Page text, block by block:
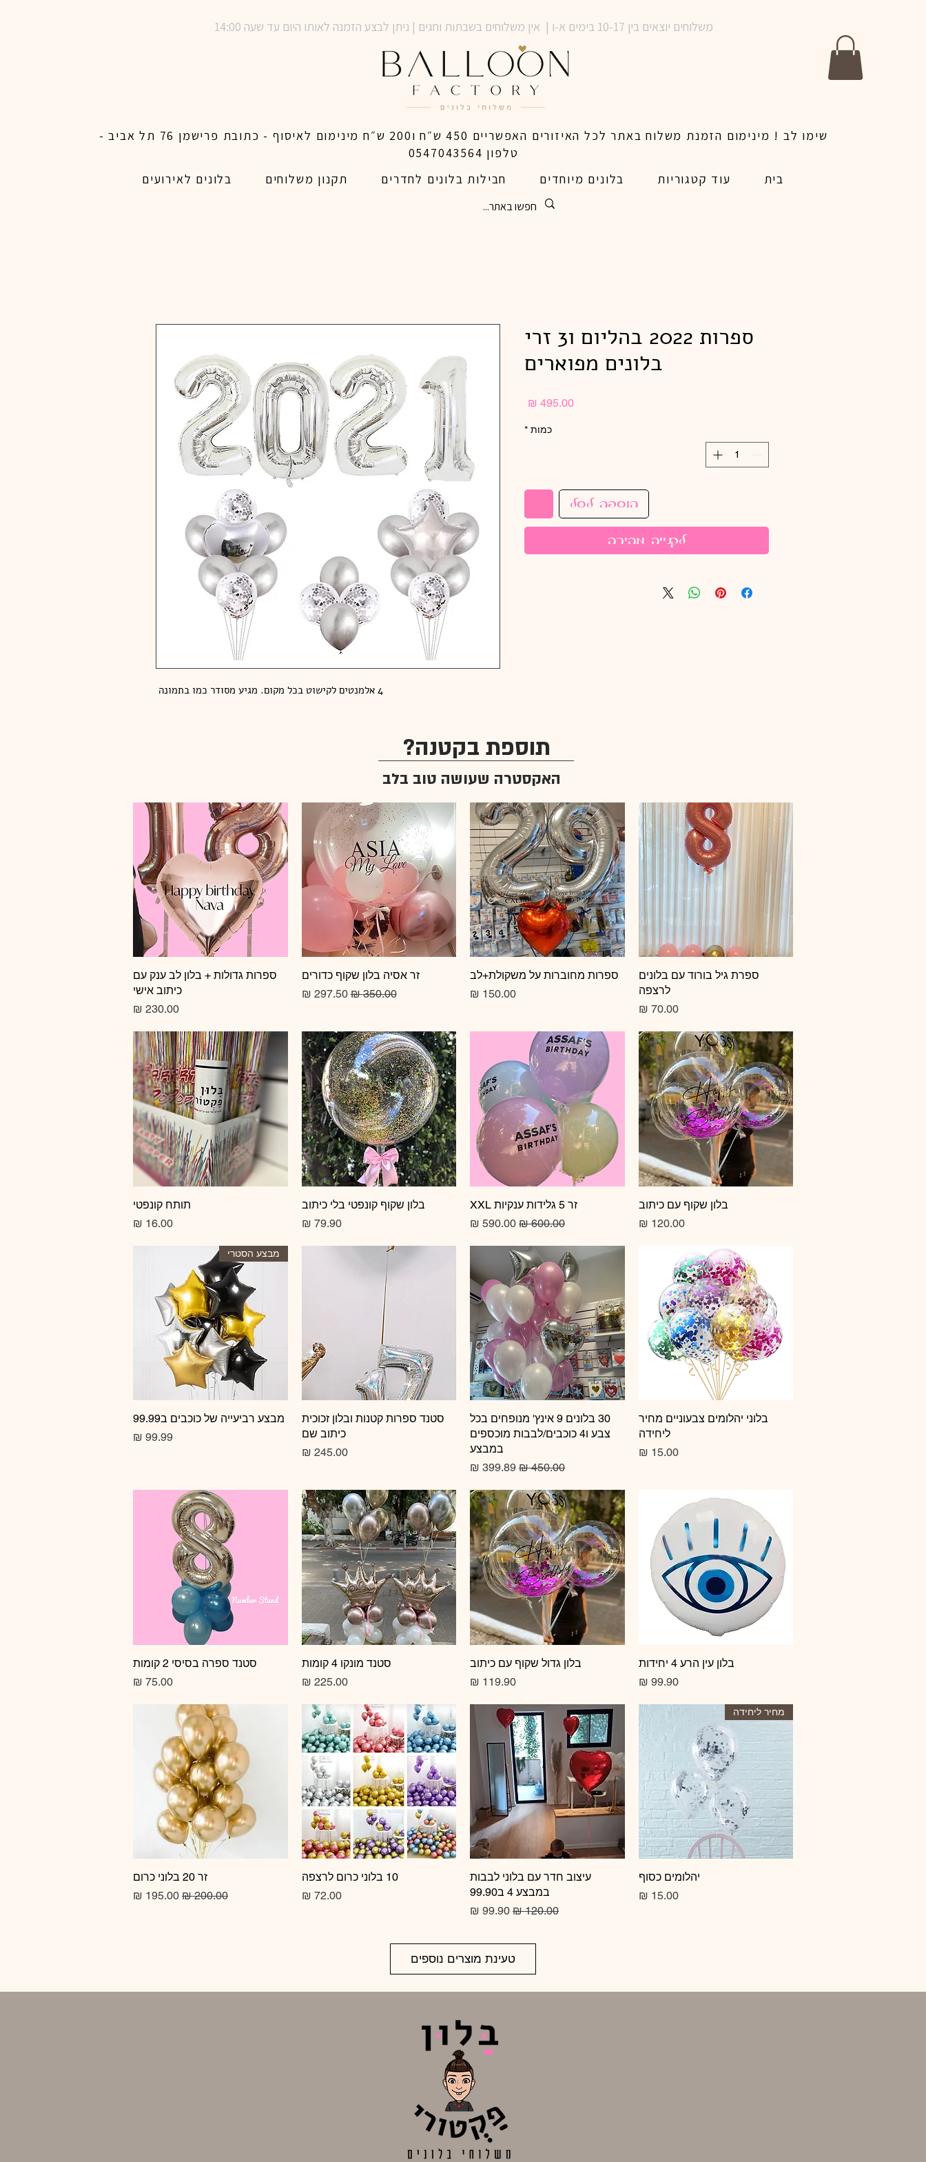
משלוחים יוצאים בין 10-17 בימים א-ו | אין משלוחים בשבתות וחגים | ניתן לבצע הזמנה לאותו היום עד שעה 14:00
שימו לב ! מינימום הזמנת משלוח באתר לכל האיזורים האפשריים 450 ש״ח ו200 ש״ח מינימום לאיסוף - כתובת פרישמן 76 תל אביב -
טלפון 0547043564
בית
עוד קטגוריות בלונים מיוחדים חבילות בלונים לחדרים תקנון משלוחים בלונים לאירועים
4 אלמנטים לקישוט בכל מקום. מגיע מסודר כמו בתמונה
ספרות 2022 בהליום ו3 זרי
בלונים מפוארים
כמות *
הוספה לסל
לקנייה מהירה
תוספת בקטנה?
האקסטרה שעושה טוב בלב
תצוגה מהירה
ספרת גיל בורוד עם בלונים
לרצפה
מחיר‏70.00 ‏₪
תצוגה מהירה
ספרות מחוברות על משקולת+לב
מחיר
תצוגה מהירה
זר אסיה בלון שקוף כדורים
מחיר רגיל‏350.00 ‏₪ מחיר מבצע‏297.50 ‏₪
תצוגה מהירה
ספרות גדולות + בלון לב ענק עם
כיתוב אישי
מחיר
תצוגה מהירה
בלון שקוף עם כיתוב
מחיר‏120.00 ‏₪
תצוגה מהירה
זר 5 גלידות ענקיות XXL
מחיר רגיל מחיר מבצע
תצוגה מהירה
בלון שקוף קונפטי בלי כיתוב
מחיר‏79.90 ‏₪
תצוגה מהירהתותח קונפטי
מחיר
תצוגה מהירה
בלוני יהלומים צבעוניים מחיר
ליחידה
מחיר‏15.00 ‏₪
תצוגה מהירה
30 בלונים 9 אינץ' מנופחים בכל
צבע ו4 כוכבים/לבבות מוכספים
במבצע
מחיר רגיל מחיר מבצע
תצוגה מהירה
סטנד ספרות קטנות ובלון זכוכית
כיתוב שם
מחיר‏245.00 ‏₪
תצוגה מהירה
מבצע הסטרי
מבצע רביעייה של כוכבים ב99.99
מחיר
תצוגה מהירה
בלון עין הרע 4 יחידות
מחיר‏99.90 ‏₪
תצוגה מהירה
בלון גדול שקוף עם כיתוב
מחיר
תצוגה מהירה
סטנד מונקו 4 קומות
מחיר‏225.00 ‏₪
תצוגה מהירה
סטנד ספרה בסיסי 2 קומות
מחיר
תצוגה מהירה
מחיר ליחידה
יהלומים כסוף
מחיר‏15.00 ‏₪
תצוגה מהירה
עיצוב חדר עם בלוני לבבות
במבצע 4 ב99.90
מחיר רגיל מחיר מבצע
תצוגה מהירה
10 בלוני כרום לרצפה
מחיר‏72.00 ‏₪
תצוגה מהירה
זר 20 בלוני כרום
מחיר רגיל מחיר מבצע
טעינת מוצרים נוספים